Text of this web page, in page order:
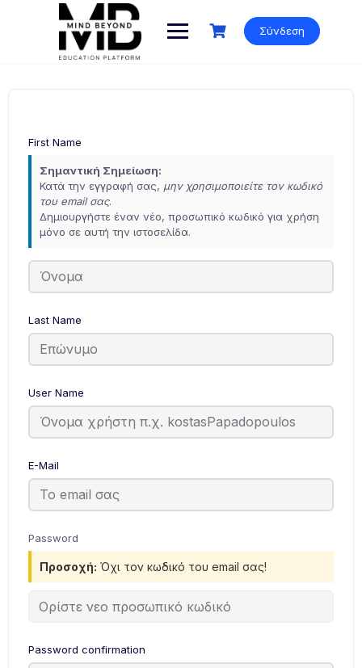
Σύνδεση
First Name
Σημαντική Σημείωση:
Κατά την εγγραφή σας, μην χρησιμοποιείτε τον κωδικό
του email σας.
Δημιουργήστε έναν νέο, προσωπικό κωδικό για χρήση
μόνο σε αυτή την ιστοσελίδα.
Last Name
User Name
E-Mail
Password
Προσοχή: Όχι τον κωδικό του email σας!
Password confirmation